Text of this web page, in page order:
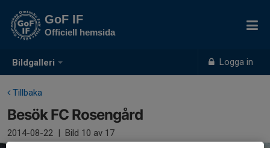
Bildgalleri Logga in
GoF IF
Officiell hemsida
Tillbaka
Besök FC Rosengård
2014-08-22 | Bild 10 av 17